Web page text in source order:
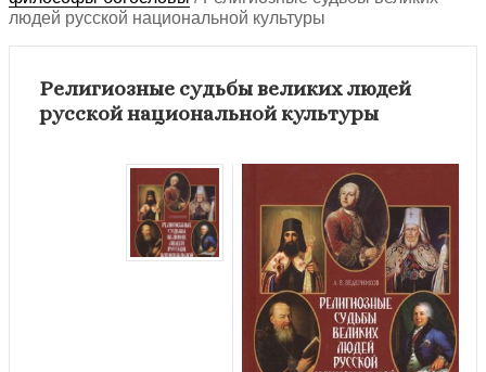
людей русской национальной культуры
Религиозные судьбы великих людей
русской национальной культуры